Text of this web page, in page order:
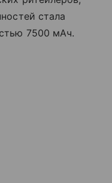
стала
7500 мАч.